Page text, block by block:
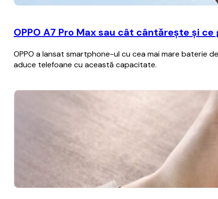
OPPO A7 Pro Max sau cât cântărește și
OPPO a lansat smartphone-ul cu cea mai mare baterie
aduce telefoane cu această capacitate.